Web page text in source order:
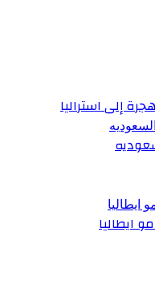
إلى استراليا
ايطاليا